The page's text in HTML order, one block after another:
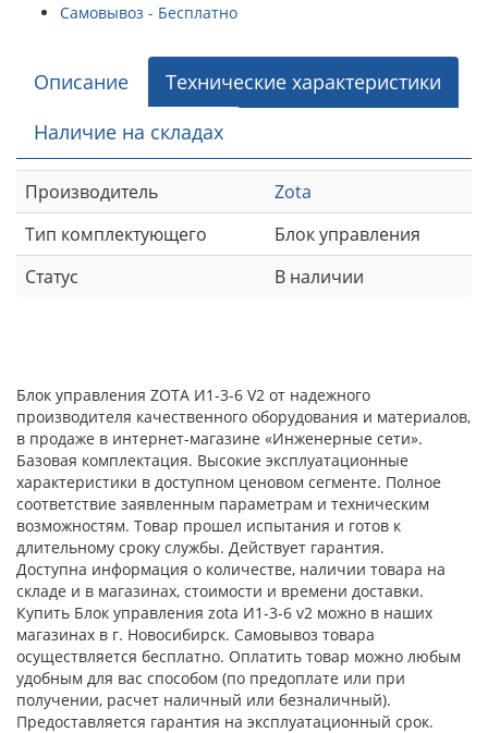
Самовывоз - Бесплатно
Описание
Технические характеристики
Наличие на складах
Производитель
Zota
Тип комплектующего
Блок управления
Статус
В наличии
Блок управления ZOTA И1-3-6 V2 от надежного
производителя качественного оборудования и материалов,
в продаже в интернет-магазине «Инженерные сети».
Базовая комплектация. Высокие эксплуатационные
характеристики в доступном ценовом сегменте. Полное
соответствие заявленным параметрам и техническим
возможностям. Товар прошел испытания и готов к
длительному сроку службы. Действует гарантия.
Доступна информация о количестве, наличии товара на
складе и в магазинах, стоимости и времени доставки.
Купить Блок управления zota И1-3-6 v2 можно в наших
магазинах в г. Новосибирск. Самовывоз товара
осуществляется бесплатно. Оплатить товар можно любым
удобным для вас способом (по предоплате или при
получении, расчет наличный или безналичный).
Предоставляется гарантия на эксплуатационный срок.